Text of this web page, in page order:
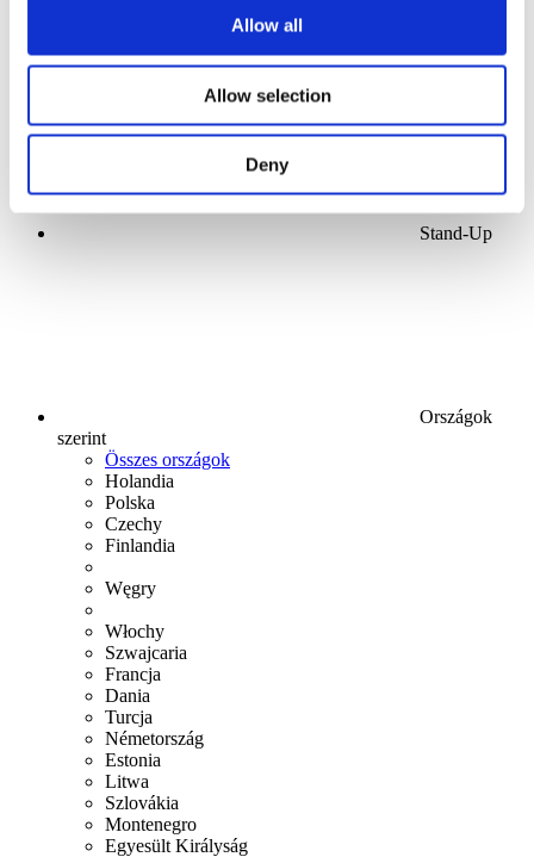
Allow all
Allow selection
Deny
Stand-Up
Országok
szerint
Összes országok
Holandia
Polska
Czechy
Finlandia
Węgry
Włochy
Szwajcaria
Francja
Dania
Turcja
Németország
Estonia
Litwa
Szlovákia
Montenegro
Egyesült Királyság